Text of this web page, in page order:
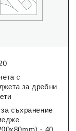
с
за дребни
съхранение
- 40